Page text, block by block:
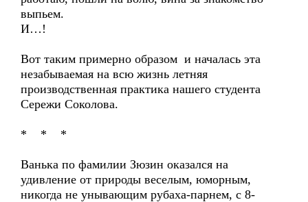
выпьем.
И…!
Вот таким примерно образом и началась эта
незабываемая на всю жизнь летняя
производственная практика нашего студента
Сережи Соколова.
* * *
Ванька по фамилии Зюзин оказался на
удивление от природы веселым, юморным,
никогда не унывающим рубаха-парнем, с 8-